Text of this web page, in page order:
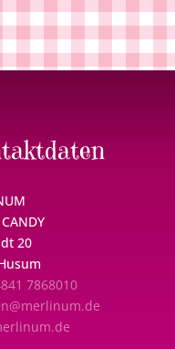
20
7868010